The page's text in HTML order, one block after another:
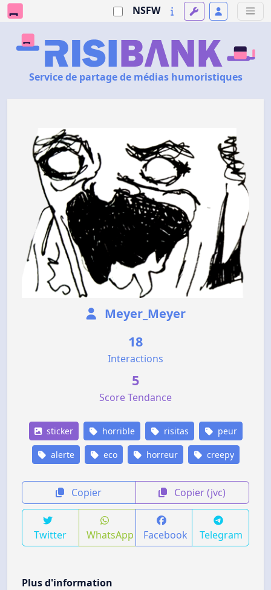
NSFW
Service de partage de médias humoristiques
Meyer_Meyer
18
Interactions
5
Score Tendance
sticker horrible risitas peur
alerte eco horreur creepy
Copier Copier (jvc)
Twitter WhatsApp Facebook Telegram
Plus d'information